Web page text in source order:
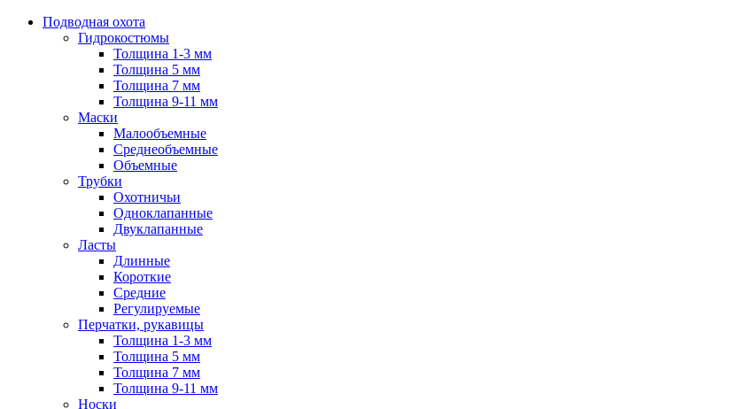
Подводная охота
Гидрокостюмы
Толщина 1-3 мм
Толщина 5 мм
Толщина 7 мм
Толщина 9-11 мм
Маски
Малообъемные
Среднеобъемные
Объемные
Трубки
Охотничьи
Одноклапанные
Двуклапанные
Ласты
Длинные
Короткие
Средние
Регулируемые
Перчатки, рукавицы
Толщина 1-3 мм
Толщина 5 мм
Толщина 7 мм
Толщина 9-11 мм
Носки